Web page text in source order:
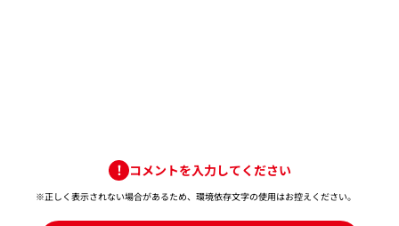
コメントを入力してください
※正しく表示されない場合があるため、環境依存文字の使用はお控えください。​